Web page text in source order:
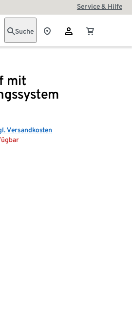
Service & Hilfe
Suche
mit
Versandkosten